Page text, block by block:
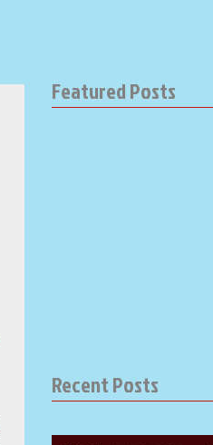
Featured Posts
Recent Posts